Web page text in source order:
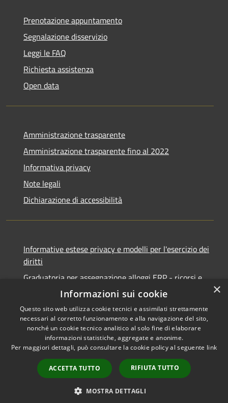
Prenotazione appuntamento
Segnalazione disservizio
Leggi le FAQ
Richiesta assistenza
Open data
Amministrazione trasparente
Amministrazione trasparente fino al 2022
Informativa privacy
Note legali
Dichiarazione di accessibilità
Informative estese privacy e modelli per l'esercizio dei
diritti
Graduatoria per assegnazione alloggi ERP - ricorsi e
Accessibilità
Copyright © 2026 • Comune di
Ancona • Powered by
Municipium•
Accesso
redazione
×
Informazioni sui cookie
Questo sito web utilizza cookie tecnici e assimilati strettamente
necessari al corretto funzionamento e alla navigazione del sito,
nonché un cookie tecnico analitico al solo fine di elaborare
informazioni statistiche, aggregate e anonime.
Per maggiori dettagli, può consultare la cookie policy al seguente link
ACCETTA TUTTO RIFIUTA TUTTO
MOSTRA DETTAGLI